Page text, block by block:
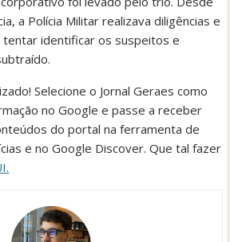
a Polícia Militar realizava diligências e
tentar identificar os suspeitos e
Selecione o Jornal Geraes como
no Google e passe a receber
do portal na ferramenta de
e no Google Discover. Que tal fazer